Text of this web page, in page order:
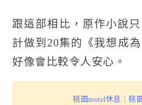
跟這部相比，原作小說
計做到20集的 《我想成
好像會比較令人安心。
桃園motel休息｜桃